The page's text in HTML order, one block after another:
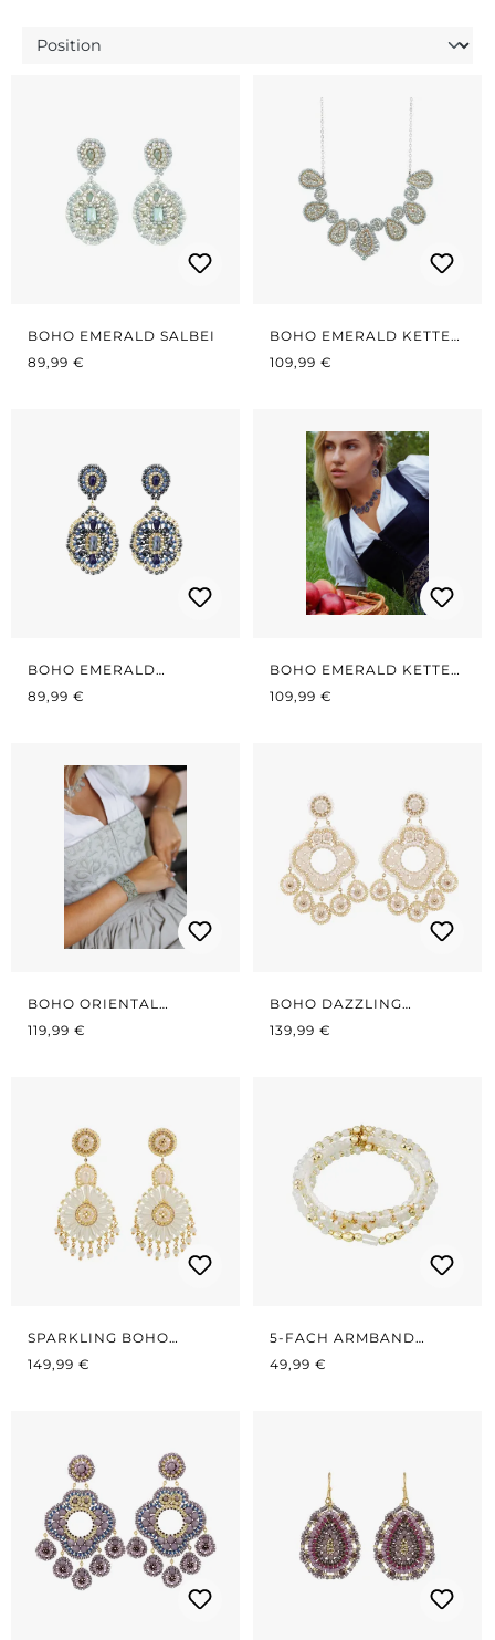
BOHO EMERALD SALBEI
REGULÄRER PREIS:
89,99 €
BOHO EMERALD KETTE
SALBEI
REGULÄRER PREIS:
109,99 €
BOHO EMERALD
MIDNIGHT BLUE
REGULÄRER PREIS:
89,99 €
BOHO EMERALD KETTE
BLUE/GOLD
REGULÄRER PREIS:
109,99 €
BOHO ORIENTAL
BRACELET SALBEI
REGULÄRER PREIS:
119,99 €
BOHO DAZZLING
WHITE/GOLD
REGULÄRER PREIS:
139,99 €
SPARKLING BOHO
WHITE/GOLD
REGULÄRER PREIS:
149,99 €
5-FACH ARMBAND
WEISS/GOLD
REGULÄRER PREIS:
49,99 €